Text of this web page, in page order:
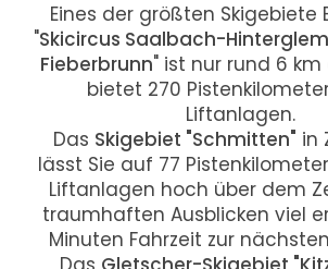
Eines der größten Skigebiete
"Skicircus Saalbach-
Fieberbrunn" ist nur rund 6
bietet 270
Liftanlagen.
Das Skigebiet "Schmitten" in
lässt Sie auf 77
Liftanlagen hoch über dem
traumhaften Ausblicken viel
Minuten Fahrzeit zur